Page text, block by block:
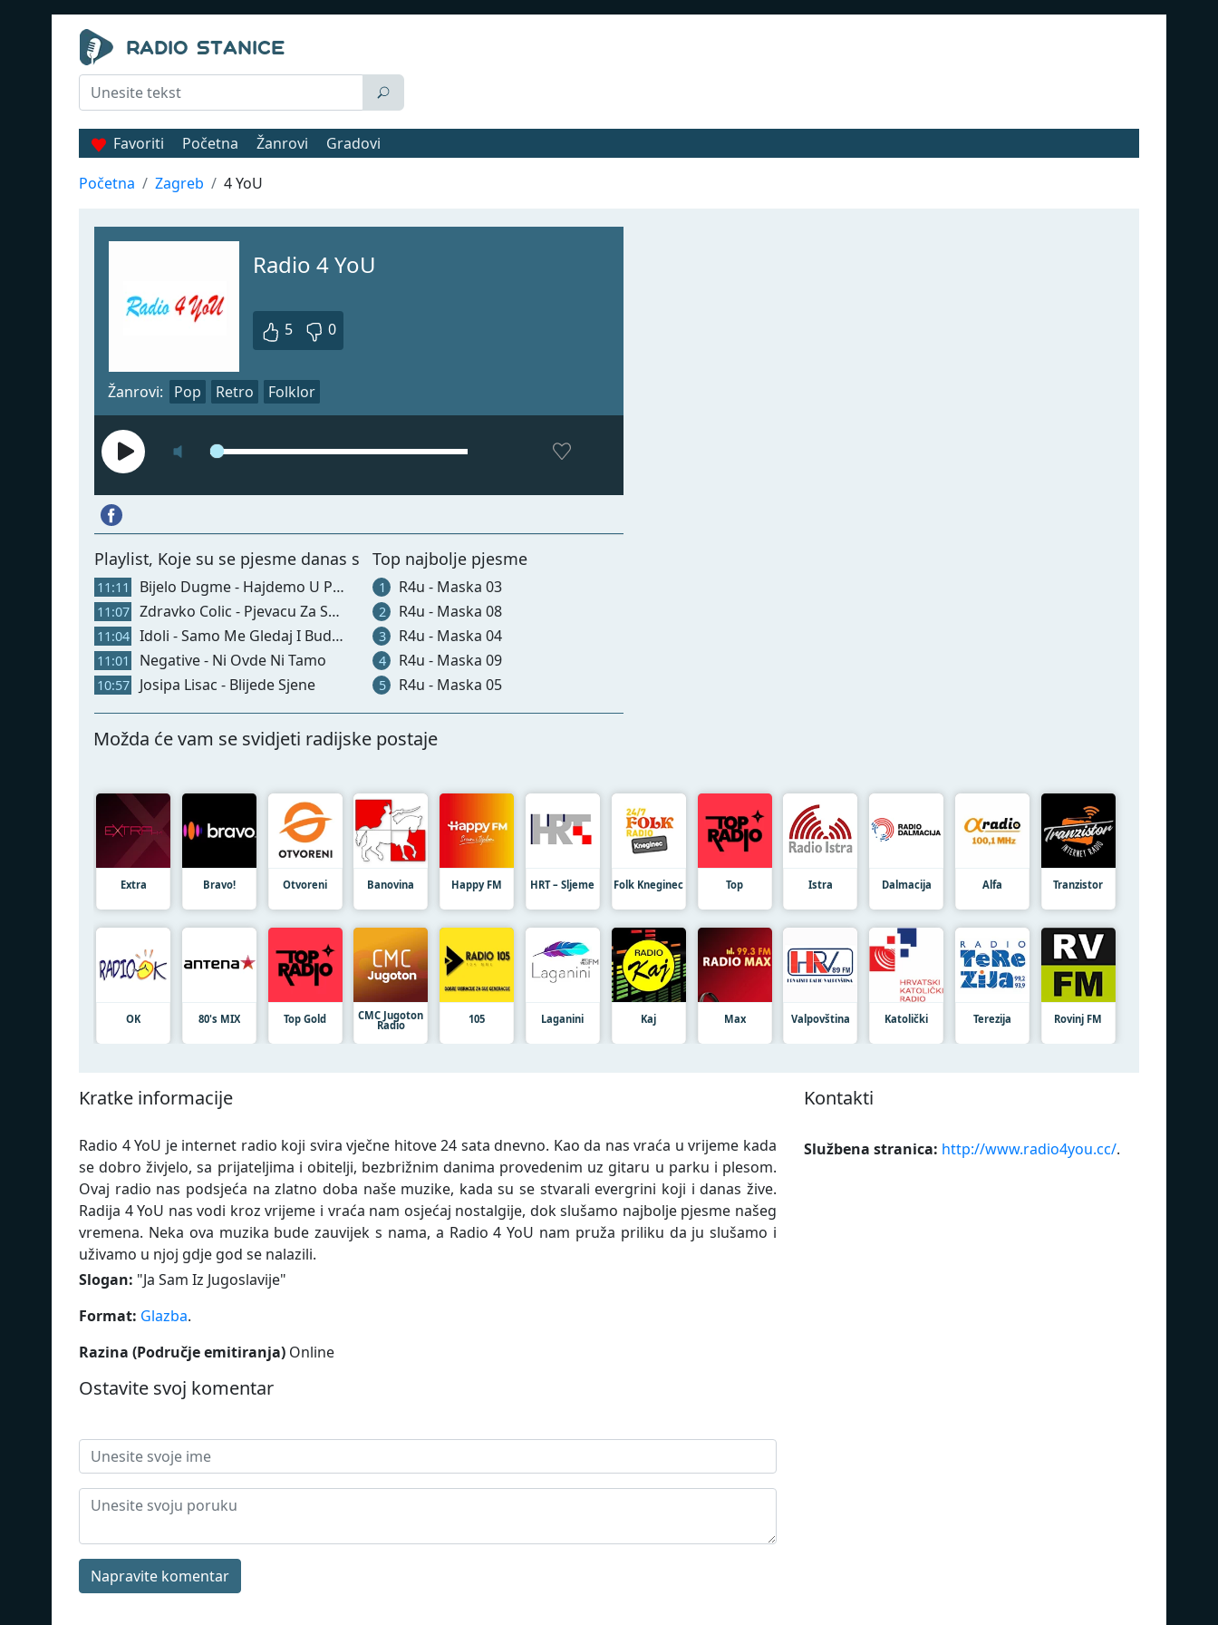
Favoriti Početna Žanrovi
Gradovi
Početna
Zagreb 4 YoU
Radio 4 YoU
5 0
Žanrovi: Pop Retro Folklor
Playlist, Koje su se pjesme danas svirale
11:11 Bijelo Dugme - Hajdemo U Planine
11:07 Zdravko Colic - Pjevacu Za Svoju Dusu
11:04 Idoli - Samo Me Gledaj I Budi Tu
11:01 Negative - Ni Ovde Ni Tamo
10:57 Josipa Lisac - Blijede Sjene
Top najbolje pjesme
1 R4u - Maska 03
2 R4u - Maska 08
3 R4u - Maska 04
4 R4u - Maska 09
5 R4u - Maska 05
Možda će vam se svidjeti radijske postaje
Extra Bravo! Otvoreni Banovina Happy FM HRT – Sljeme Folk Kneginec Top Istra Dalmacija Alfa Tranzistor
OK 80's MIX Top Gold CMC Jugoton
Radio 105 Laganini Kaj Max Valpovština Katolički Terezija Rovinj FM
Kratke informacije
Radio 4 YoU je internet radio koji svira vječne hitove 24 sata dnevno. Kao da nas vraća u vrijeme kada
se dobro živjelo, sa prijateljima i obitelji, bezbrižnim danima provedenim uz gitaru u parku i plesom.
Ovaj radio nas podsjeća na zlatno doba naše muzike, kada su se stvarali evergrini koji i danas žive.
Radija 4 YoU nas vodi kroz vrijeme i vraća nam osjećaj nostalgije, dok slušamo najbolje pjesme našeg
vremena. Neka ova muzika bude zauvijek s nama, a Radio 4 YoU nam pruža priliku da ju slušamo i
uživamo u njoj gdje god se nalazili.
Slogan: "Ja Sam Iz Jugoslavije"
Format: Glazba.
Razina (Područje emitiranja) Online
Kontakti
Službena stranica: http://www.radio4you.cc/.
Ostavite svoj komentar
Napravite komentar